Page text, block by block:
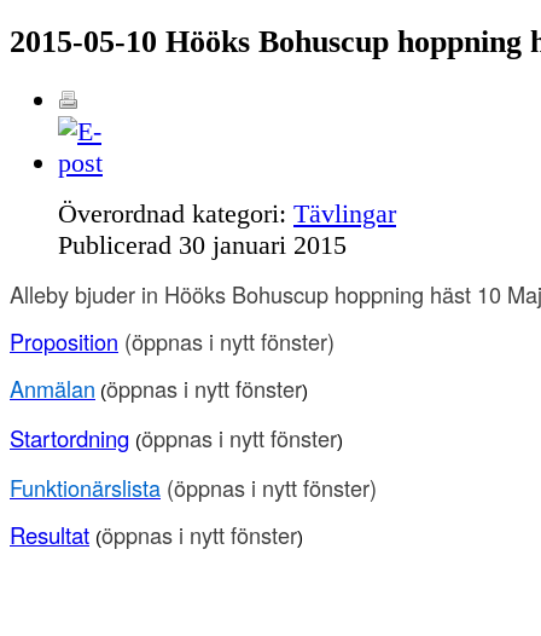
2015-05-10 Hööks Bohuscup hoppning
Överordnad kategori: Tävlingar
Publicerad 30 januari 2015
Alleby bjuder in Hööks Bohuscup hoppning häst 10
Proposition (öppnas i nytt fönster)
Anmälan (öppnas i nytt fönster)
Startordning (öppnas i nytt fönster)
Funktionärslista (öppnas i nytt fönster)
Resultat (öppnas i nytt fönster)